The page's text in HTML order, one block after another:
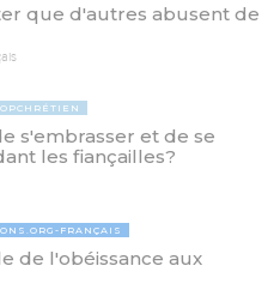
que d'autres abusent de
s'embrasser et de se
les fiançailles?
FRANÇAIS
de l'obéissance aux